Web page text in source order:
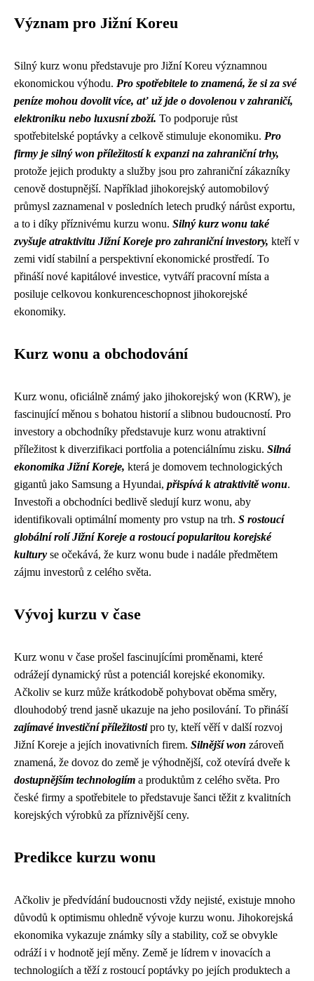
Význam pro Jižní Koreu
Silný kurz wonu představuje pro Jižní Koreu významnou
ekonomickou výhodu. Pro spotřebitele to znamená, že si za své
peníze mohou dovolit více, ať už jde o dovolenou v zahraničí,
elektroniku nebo luxusní zboží. To podporuje růst
spotřebitelské poptávky a celkově stimuluje ekonomiku. Pro
firmy je silný won příležitostí k expanzi na zahraniční trhy,
protože jejich produkty a služby jsou pro zahraniční zákazníky
cenově dostupnější. Například jihokorejský automobilový
průmysl zaznamenal v posledních letech prudký nárůst exportu,
a to i díky příznivému kurzu wonu. Silný kurz wonu také
zvyšuje atraktivitu Jižní Koreje pro zahraniční investory, kteří v
zemi vidí stabilní a perspektivní ekonomické prostředí. To
přináší nové kapitálové investice, vytváří pracovní místa a
posiluje celkovou konkurenceschopnost jihokorejské
ekonomiky.
Kurz wonu a obchodování
Kurz wonu, oficiálně známý jako jihokorejský won (KRW), je
fascinující měnou s bohatou historií a slibnou budoucností. Pro
investory a obchodníky představuje kurz wonu atraktivní
příležitost k diverzifikaci portfolia a potenciálnímu zisku. Silná
ekonomika Jižní Koreje, která je domovem technologických
gigantů jako Samsung a Hyundai, přispívá k atraktivitě wonu.
Investoři a obchodníci bedlivě sledují kurz wonu, aby
identifikovali optimální momenty pro vstup na trh. S rostoucí
globální rolí Jižní Koreje a rostoucí popularitou korejské
kultury se očekává, že kurz wonu bude i nadále předmětem
zájmu investorů z celého světa.
Vývoj kurzu v čase
Kurz wonu v čase prošel fascinujícími proměnami, které
odrážejí dynamický růst a potenciál korejské ekonomiky.
Ačkoliv se kurz může krátkodobě pohybovat oběma směry,
dlouhodobý trend jasně ukazuje na jeho posilování. To přináší
zajímavé investiční příležitostipro ty, kteří věří v další rozvoj
Jižní Koreje a jejích inovativních firem. Silnější won zároveň
znamená, že dovoz do země je výhodnější, což otevírá dveře k
dostupnějším technologiím a produktům z celého světa. Pro
české firmy a spotřebitele to představuje šanci těžit z kvalitních
korejských výrobků za příznivější ceny.
Predikce kurzu wonu
Ačkoliv je předvídání budoucnosti vždy nejisté, existuje mnoho
důvodů k optimismu ohledně vývoje kurzu wonu. Jihokorejská
ekonomika vykazuje známky síly a stability, což se obvykle
odráží i v hodnotě její měny. Země je lídrem v inovacích a
technologiích a těží z rostoucí poptávky po jejích produktech a